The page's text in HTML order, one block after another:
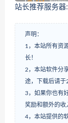
站长推荐服务
声明：
1，本站所有资
长！
2，本站软件分
途，下载后请于
3，如果你也有
奖励和额外的收
4，本站提供的